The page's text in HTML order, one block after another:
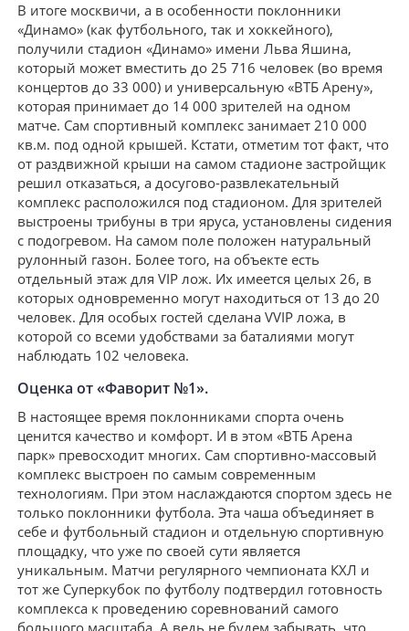
В итоге москвичи, а в особенности поклонники
«Динамо» (как футбольного, так и хоккейного),
получили стадион «Динамо» имени Льва Яшина,
который может вместить до 25 716 человек (во время
концертов до 33 000) и универсальную «ВТБ Арену»,
которая принимает до 14 000 зрителей на одном
матче. Сам спортивный комплекс занимает 210 000
кв.м. под одной крышей. Кстати, отметим тот факт, что
от раздвижной крыши на самом стадионе застройщик
решил отказаться, а досугово-развлекательный
комплекс расположился под стадионом. Для зрителей
выстроены трибуны в три яруса, установлены сидения
с подогревом. На самом поле положен натуральный
рулонный газон. Более того, на объекте есть
отдельный этаж для VIP лож. Их имеется целых 26, в
которых одновременно могут находиться от 13 до 20
человек. Для особых гостей сделана VVIP ложа, в
которой со всеми удобствами за баталиями могут
наблюдать 102 человека.
Оценка от «Фаворит №1».
В настоящее время поклонниками спорта очень
ценится качество и комфорт. И в этом «ВТБ Арена
парк» превосходит многих. Сам спортивно-массовый
комплекс выстроен по самым современным
технологиям. При этом наслаждаются спортом здесь не
только поклонники футбола. Эта чаша объединяет в
себе и футбольный стадион и отдельную спортивную
площадку, что уже по своей сути является
уникальным. Матчи регулярного чемпионата КХЛ и
тот же Суперкубок по футболу подтвердил готовность
комплекса к проведению соревнований самого